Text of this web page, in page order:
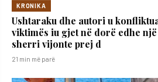
KRONIKA
Ushtaraku dhe autori u
viktimës iu gjet në dorë edhe
sherri vijonte prej d
21 min më parë